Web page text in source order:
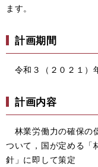
ます。
計画期間
令和３（２０２１）
計画内容
林業労働力の確保の
ついて，国が定める「
針」に即して策定